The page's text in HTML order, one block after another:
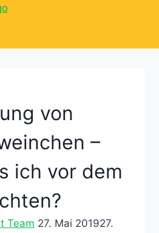
von
–
ich vor dem
Team 27. Mai 201927.